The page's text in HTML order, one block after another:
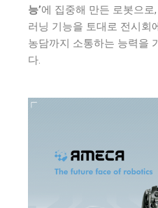
능’에 집중해 만든 로봇으
러닝 기능을 토대로 전시회
농담까지 소통하는 능력을
다.